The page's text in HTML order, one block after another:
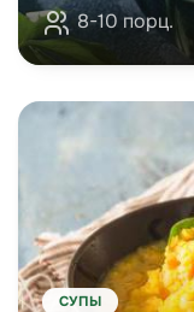
8-10 порц.
СУПЫ